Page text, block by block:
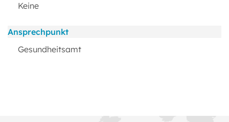
Keine
Ansprechpunkt
Gesundheitsamt